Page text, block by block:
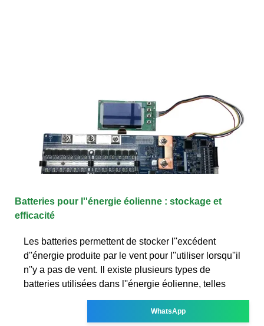
Batteries pour l''énergie éolienne : stockage et
efficacité
Les batteries permettent de stocker l''excédent
d''énergie produite par le vent pour l''utiliser lorsqu''il
n''y a pas de vent. Il existe plusieurs types de
batteries utilisées dans l''énergie éolienne, telles
WhatsApp